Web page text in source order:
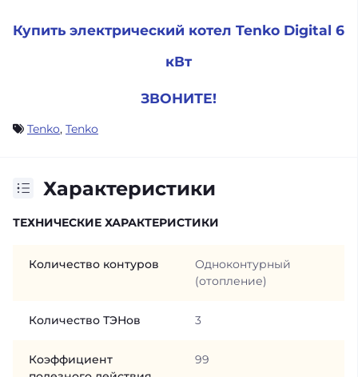
Купить электрический котел Tenko Digital 6
кВт
ЗВОНИТЕ!
Tenko, Tenko
Характеристики
ТЕХНИЧЕСКИЕ ХАРАКТЕРИСТИКИ
Количество контуров
Одноконтурный
(отопление)
Количество ТЭНов 3
Коэффициент
99